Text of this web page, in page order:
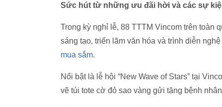
Sức hút từ những ưu đãi hời và các sự
Trong kỳ nghỉ lễ, 88 TTTM Vincom trên toàn
sáng tạo, triển lãm văn hóa và trình diễn
mua sắm.
Nổi bật là lễ hội “New Wave of Stars” tại
vẽ túi tote cờ đỏ sao vàng gửi tặng bệnh